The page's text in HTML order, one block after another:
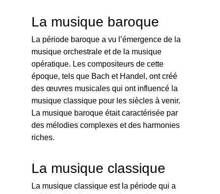
La musique baroque
La période baroque a vu l’émergence de la
musique orchestrale et de la musique
opératique. Les compositeurs de cette
époque, tels que Bach et Handel, ont créé
des œuvres musicales qui ont influencé la
musique classique pour les siècles à venir.
La musique baroque était caractérisée par
des mélodies complexes et des harmonies
riches.
La musique classique
La musique classique est la période qui a